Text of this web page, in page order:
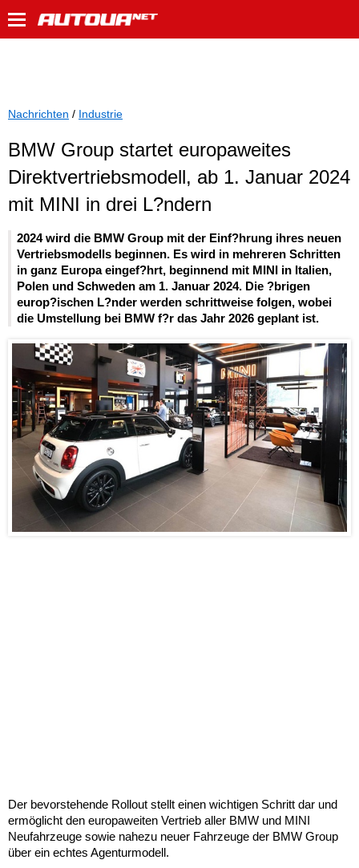
Nachrichten / Industrie
BMW Group startet europaweites
Direktvertriebsmodell, ab 1. Januar 2024
mit MINI in drei L?ndern
2024 wird die BMW Group mit der Einf?hrung ihres neuen
Vertriebsmodells beginnen. Es wird in mehreren Schritten
in ganz Europa eingef?hrt, beginnend mit MINI in Italien,
Polen und Schweden am 1. Januar 2024. Die ?brigen
europ?ischen L?nder werden schrittweise folgen, wobei
die Umstellung bei BMW f?r das Jahr 2026 geplant ist.
Der bevorstehende Rollout stellt einen wichtigen Schritt dar und
ermöglicht den europaweiten Vertrieb aller BMW und MINI
Neufahrzeuge sowie nahezu neuer Fahrzeuge der BMW Group
über ein echtes Agenturmodell.